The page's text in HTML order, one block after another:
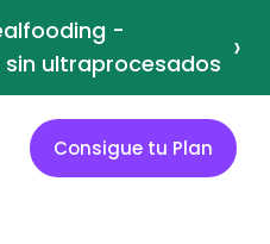
-
ultraprocesados ›
Consigue tu Plan